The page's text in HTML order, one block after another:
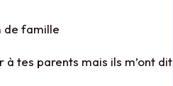
de famille
tes parents mais ils m’ont dit